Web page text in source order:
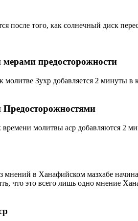
после того, как солнечный диск
предосторожности
молитве Зухр добавляется 2 минуты в
молитвы аср добавляются 2
мнений в Ханафийском мазхабе
что это всего лишь одно мнение